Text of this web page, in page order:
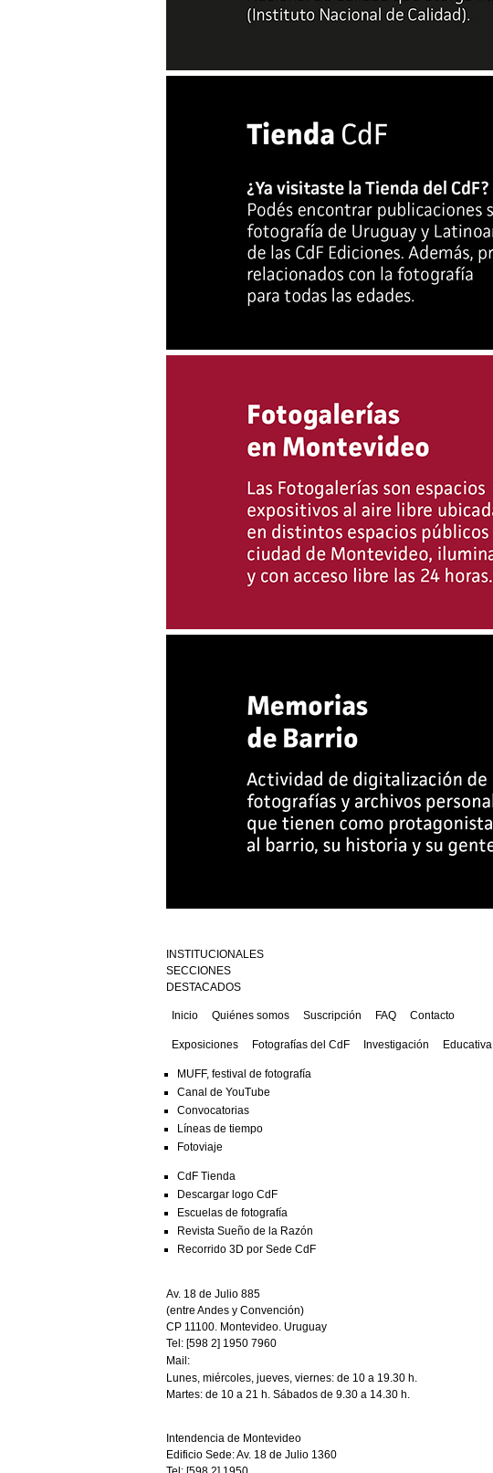
INSTITUCIONALES
SECCIONES
DESTACADOS
Inicio Quiénes somos Suscripción FAQ Contacto
Exposiciones Fotografías del CdF Investigación Educativa
MUFF, festival de fotografía
Canal de YouTube
Convocatorias
Líneas de tiempo
Fotoviaje
CdF Tienda
Descargar logo CdF
Escuelas de fotografía
Revista Sueño de la Razón
Recorrido 3D por Sede CdF
Av. 18 de Julio 885
(entre Andes y Convención)
CP 11100. Montevideo. Uruguay
Tel: [598 2] 1950 7960
Mail:
Lunes, miércoles, jueves, viernes: de 10 a 19.30 h.
Martes: de 10 a 21 h. Sábados de 9.30 a 14.30 h.
Intendencia de Montevideo
Edificio Sede: Av. 18 de Julio 1360